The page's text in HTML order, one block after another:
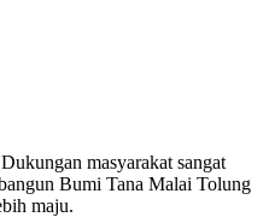
masyarakat sangat
Bumi Tana Malai Tolung
maju.